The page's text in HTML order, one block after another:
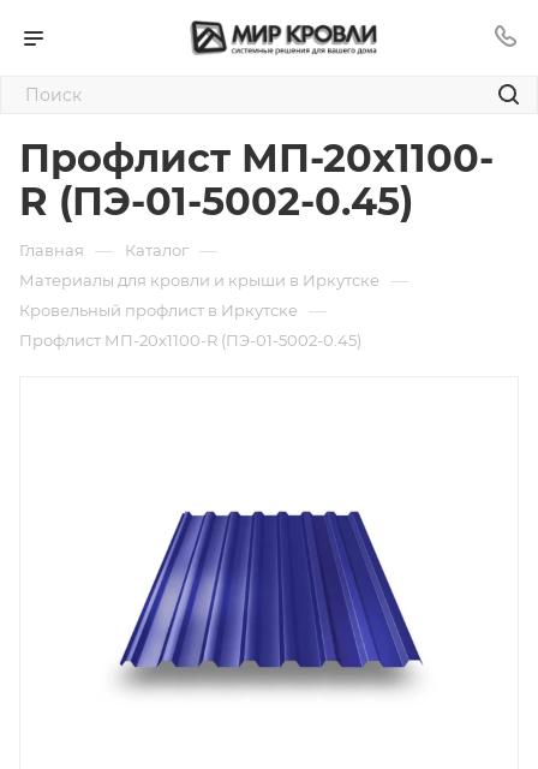
Профлист МП-20х1100-
R (ПЭ-01-5002-0.45)
Главная — Каталог —
Материалы для кровли и крыши в Иркутске —
Кровельный профлист в Иркутске —
Профлист МП-20х1100-R (ПЭ-01-5002-0.45)